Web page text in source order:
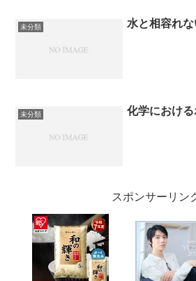
未分類 水と相容れ
未分類 化学におけ
スポンサーリン